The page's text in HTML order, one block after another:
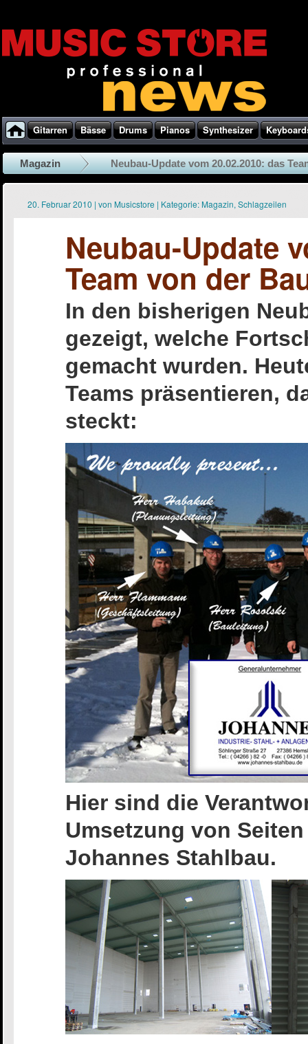
Gitarren Bässe Drums Pianos Synthesizer
Magazin Neubau-Update vom 20.02.2010: das
20. Februar 2010 | von Musicstore | Kategorie:Magazin, Schlagzeilen
Neubau-Update
Team von der
In den bisherigen
gezeigt, welche
gemacht wurden.
Teams präsentieren,
steckt:
Hier sind die
Umsetzung von
Johannes Stahlbau.